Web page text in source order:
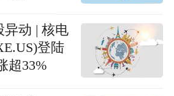
异动 | 核电
登陆
超33%